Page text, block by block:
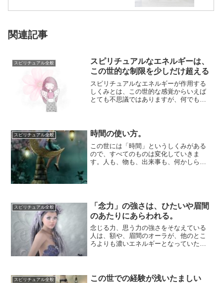
関連記事
スピリチュアル全般
スピリチュアルなエネルギーは、
この世的な制限を少しだけ超える
スピリチュアルなエネルギーが作用する
しくみとは、この世的な感覚からいえば
とても不思議ではありますが、何でもで
スピリチュアル全般 時間の使い方。
この世には「時間」というしくみがある
ので、すべてのものは変化していきま
す。人も、物も、出来事も、何かしらの
スピリチュアル全般
「念力」の強さは、ひたいや眉間
のあたりにあらわれる。
念じる力、思う力の強さをそなえている
人は、額や、眉間のオーラが、他のとこ
ろよりも濃いエネルギーとなっていた
スピリチュアル全般
この世での経験が浅いたましい